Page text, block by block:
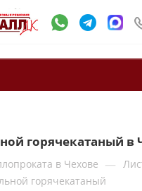
горячекатаный в
в Чехове —
горячекатаный